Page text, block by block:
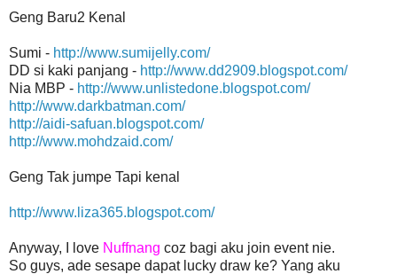
Geng Baru2 Kenal
Sumi - http://www.sumijelly.com/
DD si kaki panjang - http://www.dd2909.blogspot.com/
Nia MBP - http://www.unlistedone.blogspot.com/
http://www.darkbatman.com/
http://aidi-safuan.blogspot.com/
http://www.mohdzaid.com/
Geng Tak jumpe Tapi kenal
http://www.liza365.blogspot.com/
Anyway, I love Nuffnang coz bagi aku join event nie.
So guys, ade sesape dapat lucky draw ke? Yang aku